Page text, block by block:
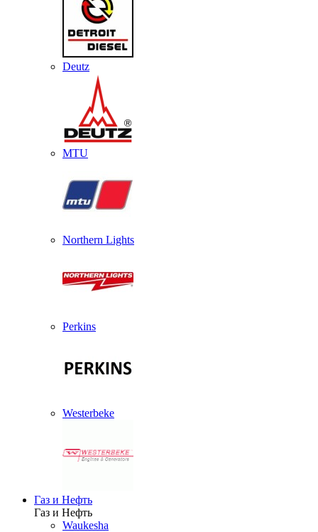
Deutz
MTU
Northern Lights
Perkins
Westerbeke
Газ и Нефть
Газ и Нефть
Waukesha